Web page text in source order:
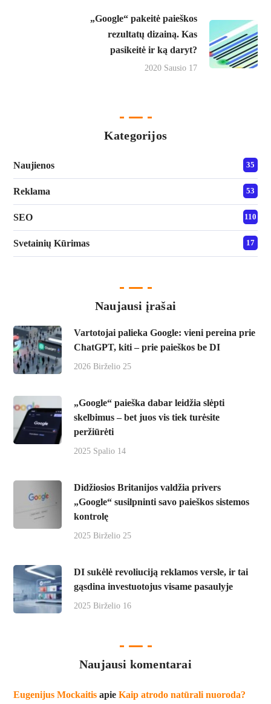
„Google“ pakeitė paieškos
rezultatų dizainą. Kas
pasikeitė ir ką daryt?
2020 Sausio 17
Kategorijos
Naujienos 35
Reklama 53
SEO 110
Svetainių Kūrimas 17
Naujausi įrašai
Vartotojai palieka Google: vieni pereina prie
ChatGPT, kiti – prie paieškos be DI
2026 Birželio 25
„Google“ paieška dabar leidžia slėpti
skelbimus – bet juos vis tiek turėsite
peržiūrėti
2025 Spalio 14
Didžiosios Britanijos valdžia privers
„Google“ susilpninti savo paieškos sistemos
kontrolę
2025 Birželio 25
DI sukėlė revoliuciją reklamos versle, ir tai
gąsdina investuotojus visame pasaulyje
2025 Birželio 16
Naujausi komentarai
Eugenijus Mockaitis apieKaip atrodo natūrali nuoroda?